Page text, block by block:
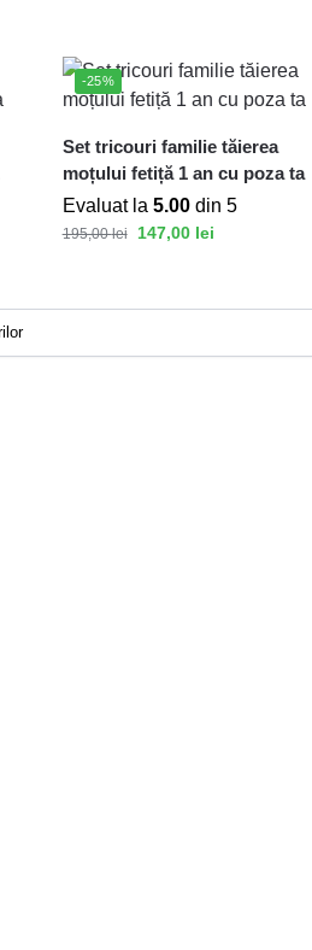
-25%
Set tricouri familie tăierea
moțului fetiță 1 an cu poza ta
Evaluat la 5.00din 5
195,00lei 147,00 lei